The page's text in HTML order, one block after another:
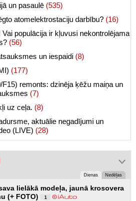
un pasaulē (535)
atomelektrostaciju darbību? (16)
populācija ir kļuvusi nekontrolējama
(56)
un iespaidi (8)
(177)
remonts: dzinēja ķēžu maiņa un
(7)
uz ceļa. (8)
aktuālie negadījumi un
(LIVE) (28)
Dienas Nedēļas
lielākā modeļa, jaunā krosovera
(+ FOTO)
1